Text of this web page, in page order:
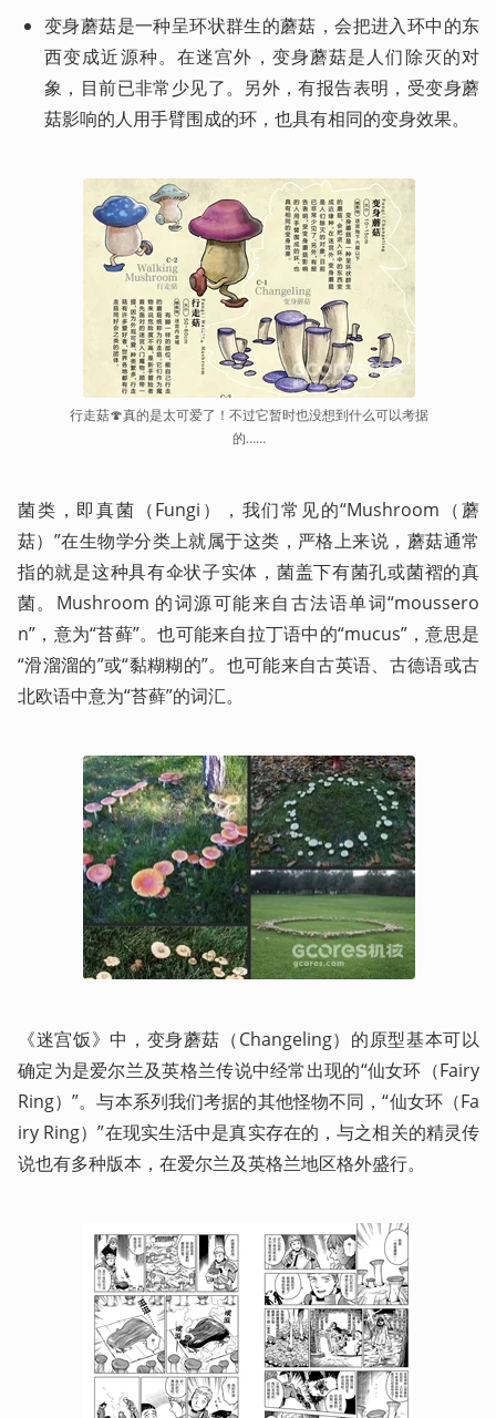
变身蘑菇是一种呈环状群生的蘑菇，会把进入环中的东
西变成近源种。在迷宫外，变身蘑菇是人们除灭的对
象，目前已非常少见了。另外，有报告表明，受变身蘑
菇影响的人用手臂围成的环，也具有相同的变身效果。
行走菇🍄真的是太可爱了！不过它暂时也没想到什么可以考据
的……
菌类，即真菌（Fungi），我们常见的“Mushroom（蘑
菇）”在生物学分类上就属于这类，严格上来说，蘑菇通常
指的就是这种具有伞状子实体，菌盖下有菌孔或菌褶的真
菌。Mushroom 的词源可能来自古法语单词“moussero
n”，意为“苔藓”。也可能来自拉丁语中的“mucus”，意思是
“滑溜溜的”或“黏糊糊的”。也可能来自古英语、古德语或古
北欧语中意为“苔藓”的词汇。
《迷宫饭》中，变身蘑菇（Changeling）的原型基本可以
确定为是爱尔兰及英格兰传说中经常出现的“仙女环（Fairy
Ring）”。与本系列我们考据的其他怪物不同，“仙女环（Fa
iry Ring）”在现实生活中是真实存在的，与之相关的精灵传
说也有多种版本，在爱尔兰及英格兰地区格外盛行。